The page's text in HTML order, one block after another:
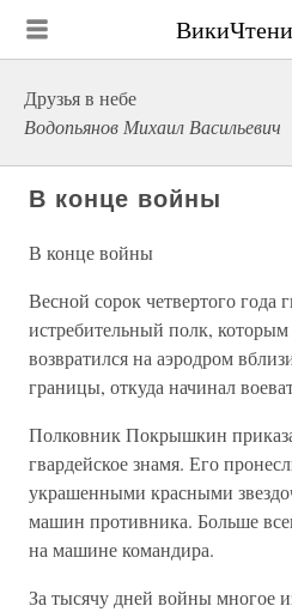
Друзья в небе
Водопьянов Михаил Васильевич
В конце войны
В конце войны
Весной сорок четвертого года
истребительный полк,
возвратился на аэродром
границы, откуда начинал
Полковник Покрышкин
гвардейское знамя. Его
украшенными красными
машин противника. Больше
на машине командира.
За тысячу дней войны многое